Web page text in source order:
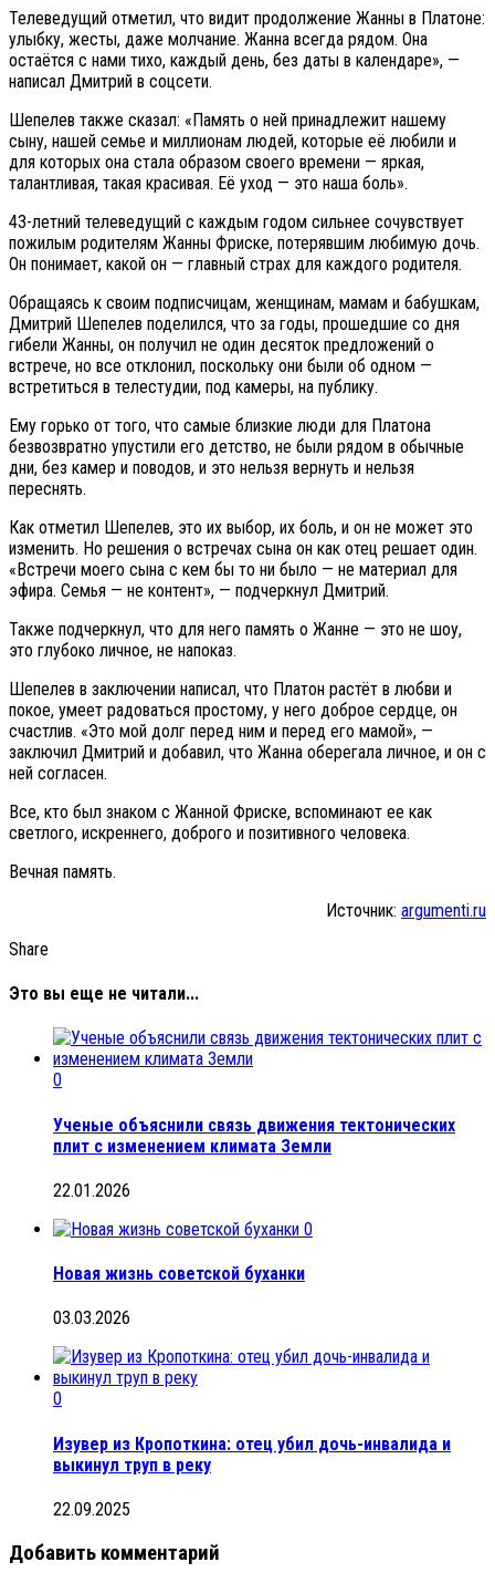
Телеведущий отметил, что видит продолжение Жанны в Платоне:
улыбку, жесты, даже молчание. Жанна всегда рядом. Она
остаётся с нами тихо, каждый день, без даты в календаре», —
написал Дмитрий в соцсети.
Шепелев также сказал: «Память о ней принадлежит нашему
сыну, нашей семье и миллионам людей, которые её любили и
для которых она стала образом своего времени — яркая,
талантливая, такая красивая. Её уход — это наша боль».
43-летний телеведущий с каждым годом сильнее сочувствует
пожилым родителям Жанны Фриске, потерявшим любимую дочь.
Он понимает, какой он — главный страх для каждого родителя.
Обращаясь к своим подписчицам, женщинам, мамам и бабушкам,
Дмитрий Шепелев поделился, что за годы, прошедшие со дня
гибели Жанны, он получил не один десяток предложений о
встрече, но все отклонил, поскольку они были об одном —
встретиться в телестудии, под камеры, на публику.
Ему горько от того, что самые близкие люди для Платона
безвозвратно упустили его детство, не были рядом в обычные
дни, без камер и поводов, и это нельзя вернуть и нельзя
переснять.
Как отметил Шепелев, это их выбор, их боль, и он не может это
изменить. Но решения о встречах сына он как отец решает один.
«Встречи моего сына с кем бы то ни было — не материал для
эфира. Семья — не контент», — подчеркнул Дмитрий.
Также подчеркнул, что для него память о Жанне — это не шоу,
это глубоко личное, не напоказ.
Шепелев в заключении написал, что Платон растёт в любви и
покое, умеет радоваться простому, у него доброе сердце, он
счастлив. «Это мой долг перед ним и перед его мамой», —
заключил Дмитрий и добавил, что Жанна оберегала личное, и он с
ней согласен.
Все, кто был знаком с Жанной Фриске, вспоминают ее как
светлого, искреннего, доброго и позитивного человека.
Вечная память.
Источник: argumenti.ru
Share
Это вы еще не читали...
0
Ученые объяснили связь движения тектонических
плит с изменением климата Земли
22.01.2026
0
Новая жизнь советской буханки
03.03.2026
0
Изувер из Кропоткина: отец убил дочь-инвалида и
выкинул труп в реку
22.09.2025
Добавить комментарий